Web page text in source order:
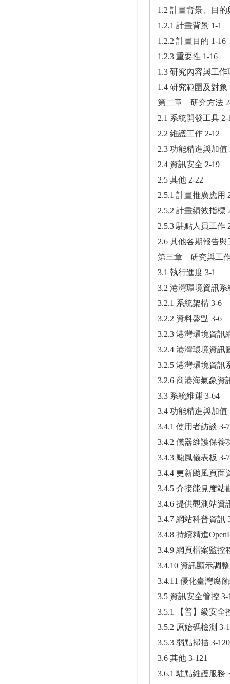
1.2 計畫背景、目的
1.2.1 計畫背景 1-1
1.2.2 計畫目的 1-16
1.2.3 重要性 1-16
1.3 研究內容與工作
1.4 研究範圍及對象
第二章 研究方法
2.1 系統開發工具 2-
2.2 維護工作 2-12
2.3 功能精進與加值
2.4 資訊安全 2-19
2.5 其他 2-22
2.5.1 計畫推廣應用
2.5.2 計畫績效指標
2.5.3 駐點人員工作
2.6 其他各期報告與
第三章 研究與工
3.1 執行進度 3-1
3.2 港灣環境資訊系
3.2.1 系統架構 3-6
3.2.2 資料盤點 3-6
3.2.3 港灣環境資訊
3.2.4 港灣環境資訊
3.2.5 港灣環境資訊
3.2.6 商港海氣象資
3.3 系統維運 3-64
3.4 功能精進與加值
3.4.1 使用者訪談 3-
3.4.2 儀器維護保養
3.4.3 颱風儀表板 3-
3.4.4 更新颱風頁面
3.4.5 介接能見度站
3.4.6 提供觀測站資
3.4.7 網站科普資訊
3.4.8 持續精進
3.4.9 網頁檔案監控
3.4.10 資訊顯示調
3.4.11 優化臺灣腐
3.5 資訊安全管控 3-
3.5.1 【普】級安全
3.5.2 原始碼檢測 3-
3.5.3 弱點掃描 3-120
3.6 其他 3-121
3.6.1 駐點維護服務